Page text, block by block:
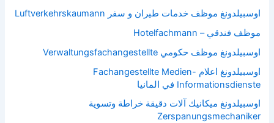
اوسبيلدونغ موظف خدمات طيران و سفر Luftverkehrskaumann
موظف فندقي – Hotelfachmann
اوسبيلدونغ موظف حكومي Verwaltungsfachangestellte
اوسبيلدونغ اعلام Fachangestellte Medien-
Informationsdienste في المانيا
اوسبيلدونغ ميكانيك آلات دقيقة خراطة وتسوية
Zerspanungsmechaniker